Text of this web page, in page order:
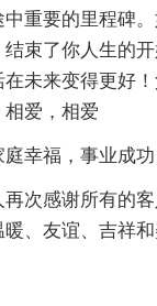
重要的里程碑
束了你人生的
未来变得更好
爱，相爱
幸福，事业成功
次感谢所有的
、友谊、吉祥和